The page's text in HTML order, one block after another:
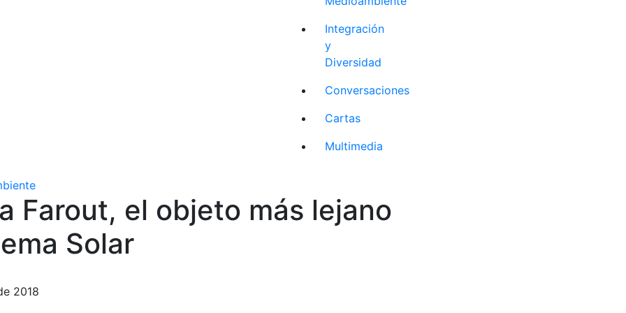
Integración
y
Diversidad
Conversaciones
Cartas
Multimedia
Farout, el objeto más lejano
Solar
2018